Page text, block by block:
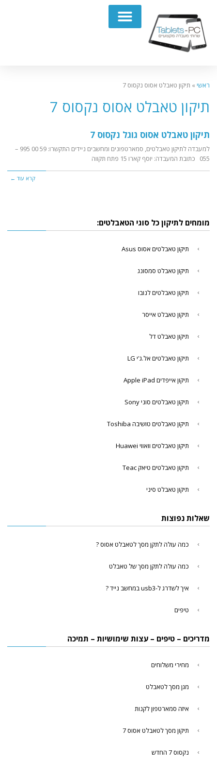
ראשי » תיקון טאבלט אסוס נקסוס 7
תיקון טאבלט אסוס נקסוס 7
תיקון טאבלט אסוס גוגל נקסוס 7
למעבדה לתיקון טאבלטים, סמארטפונים ומחשבים ניידים התקשרו: 59 00 995 –
055 כתובת המעבדה: יוסף קארו 15 פתח תקווה
קרא עוד ←
מומחים לתיקון כל סוגי הטאבלטים:
תיקון טאבלטים אסוס Asus
תיקון טאבלט סמסונג
תיקון טאבלטים לנובו
תיקון טאבלט אייסר
תיקון טאבלט דל
תיקון טאבלטים אל.ג'י LG
תיקון אייפדים Apple iPad
תיקון טאבלטים סוני Sony
תיקון טאבלטים טושיבה Toshiba
תיקון טאבלטים וואווי Huawei
תיקון טאבלטים טיאק Teac
תיקון טאבלט סיני
שאלות נפוצות
כמה עולה לתקן מסך לטאבלט אסוס ?
כמה עולה לתקן מסך של טאבלט
איך לשדרג ל-usb3 במחשב נייד ?
טיפים
מדריכים – טיפים – עצות שימושיות – תמיכה
מחירי משלוחים
מגן מסך לטאבלט
איזה סמארטפון לקנות
תיקון מסך לטאבלט אסוס 7
נקסוס 7 החדש